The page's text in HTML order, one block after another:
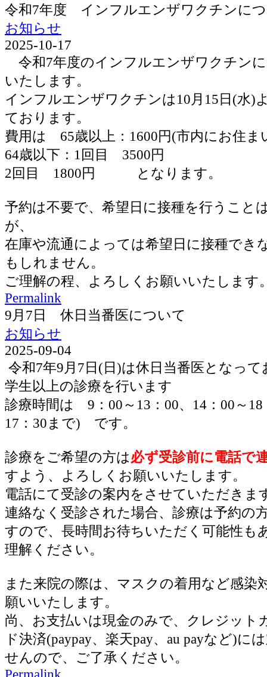
令和7年度 インフルエンザワクチンに
お知らせ
2025-10-17
令和7年度のインフルエンザワクチン
いたします。
インフルエンザワクチンは10月15日(水)
ております。
費用は 65歳以上：1600円(市内にお住ま
64歳以下：1回目 3500円
2回目 1800円 となります。
予約は不要で、希望日に接種を行うこと
が、
在庫や流通によっては希望日に接種でき
もしれません。
ご理解の程、よろしくお願いいたします
Permalink
9月7日 休日当番医について
お知らせ
2025-09-04
令和7年9月7日(日)は休日当番医となっ
学生以上の診療を行います
診療時間は 9：00～13：00、14：00～
17：30まで) です。
診療をご希望の方は必ず受診前に電話で
すよう、よろしくお願いいたします。
電話にて受診の案内をさせていただきま
連絡なく受診された場合、診療は予約の
すので、長時間お待ちいただく可能性も
理解ください。
また来院の際は、マスクの着用など感染
願いいたします。
尚、お支払いは現金のみで、クレジット
ド決済(paypay、楽天pay、au payなど)に
せんので、ご了承ください。